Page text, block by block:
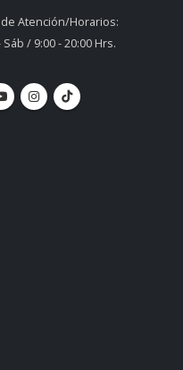
de Atención/Horarios:
Sáb / 9:00 - 20:00 Hrs.